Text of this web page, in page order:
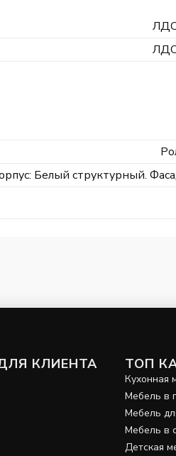
Белый структурный.
КЛИЕНТА ТОП
Кухонная
Мебель в
Мебель
Мебель в
Детская